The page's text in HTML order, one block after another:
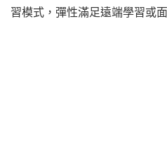
習模式，彈性滿足遠端學習或